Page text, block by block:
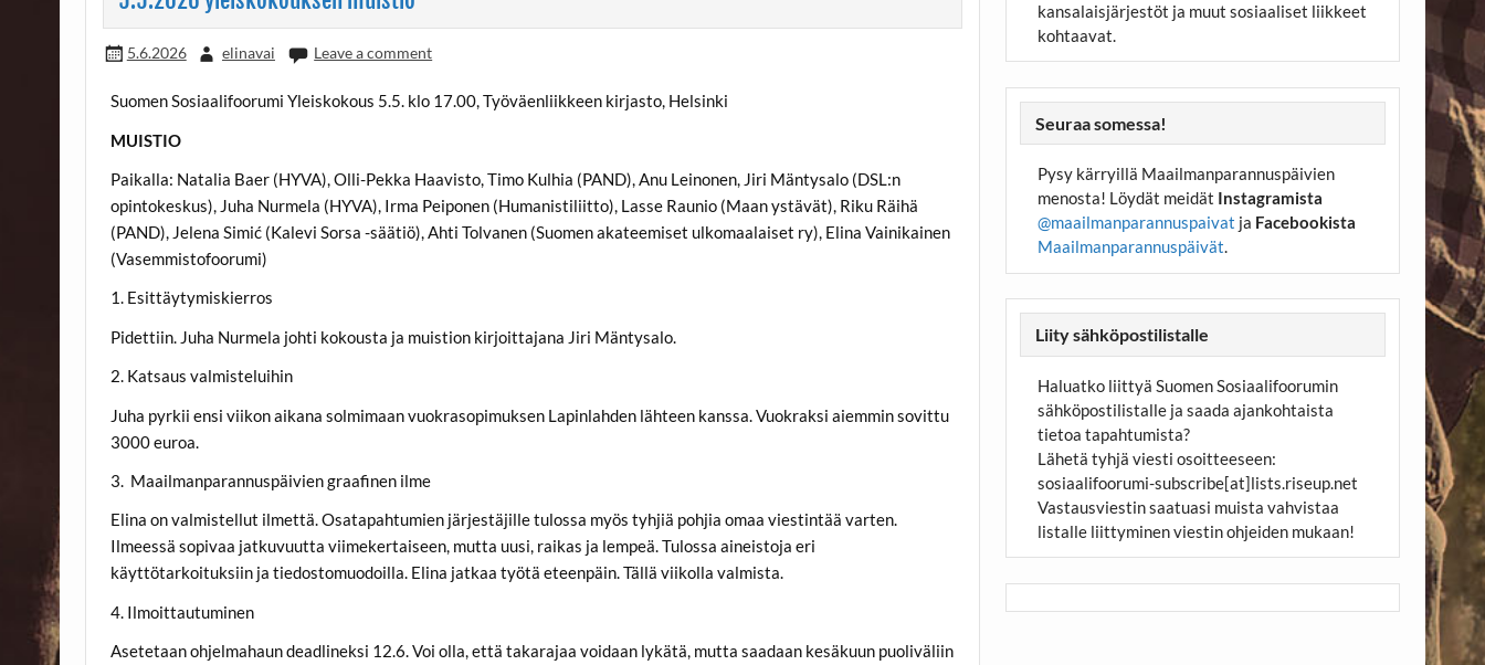
5.6.2026 elinavai Leave a comment
Suomen Sosiaalifoorumi Yleiskokous 5.5. klo 17.00, Työväenliikkeen kirjasto, Helsinki
MUISTIO
Paikalla: Natalia Baer (HYVA), Olli-Pekka Haavisto, Timo Kulhia (PAND), Anu Leinonen, Jiri Mäntysalo (DSL:n
opintokeskus), Juha Nurmela (HYVA), Irma Peiponen (Humanistiliitto), Lasse Raunio (Maan ystävät), Riku Räihä
(PAND), Jelena Simić (Kalevi Sorsa -säätiö), Ahti Tolvanen (Suomen akateemiset ulkomaalaiset ry), Elina Vainikainen
(Vasemmistofoorumi)
1. Esittäytymiskierros
Pidettiin. Juha Nurmela johti kokousta ja muistion kirjoittajana Jiri Mäntysalo.
2. Katsaus valmisteluihin
Juha pyrkii ensi viikon aikana solmimaan vuokrasopimuksen Lapinlahden lähteen kanssa. Vuokraksi aiemmin sovittu
3000 euroa.
3. Maailmanparannuspäivien graafinen ilme
Elina on valmistellut ilmettä. Osatapahtumien järjestäjille tulossa myös tyhjiä pohjia omaa viestintää varten.
Ilmeessä sopivaa jatkuvuutta viimekertaiseen, mutta uusi, raikas ja lempeä. Tulossa aineistoja eri
käyttötarkoituksiin ja tiedostomuodoilla. Elina jatkaa työtä eteenpäin. Tällä viikolla valmista.
4. Ilmoittautuminen
Asetetaan ohjelmahaun deadlineksi 12.6. Voi olla, että takarajaa voidaan lykätä, mutta saadaan kesäkuun puoliväliin
kansalaisjärjestöt ja muut sosiaaliset liikkeet
kohtaavat.
Seuraa somessa!
Pysy kärryillä Maailmanparannuspäivien
menosta! Löydät meidät Instagramista
@maailmanparannuspaivat ja Facebookista
Maailmanparannuspäivät.
Liity sähköpostilistalle
Haluatko liittyä Suomen Sosiaalifoorumin
sähköpostilistalle ja saada ajankohtaista
tietoa tapahtumista?
Lähetä tyhjä viesti osoitteeseen:
sosiaalifoorumi-subscribe[at]lists.riseup.net
Vastausviestin saatuasi muista vahvistaa
listalle liittyminen viestin ohjeiden mukaan!